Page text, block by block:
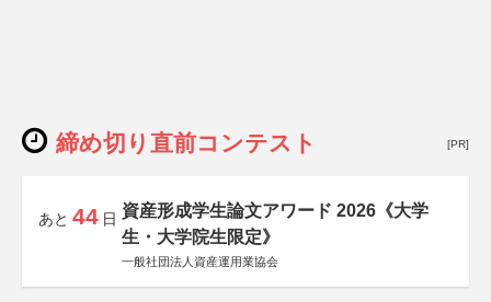
締め切り直前コンテスト [PR]
あと 44 日 資産形成学生論文アワード 2026《大学
生・大学院生限定》
一般社団法人資産運用業協会